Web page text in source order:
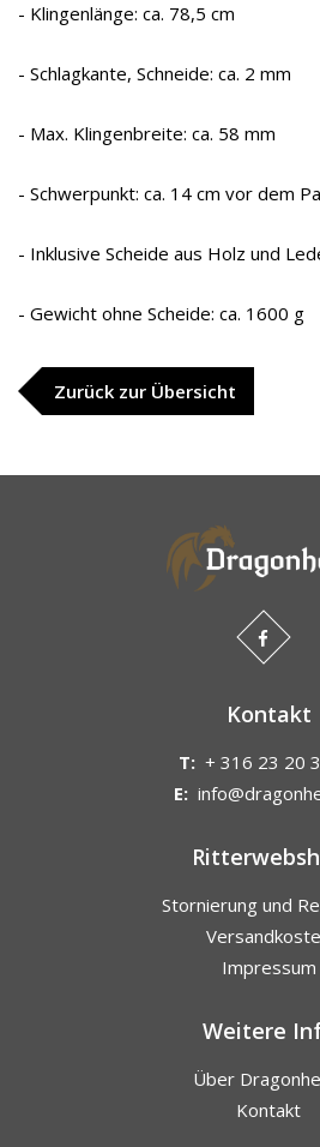
- Klingenlänge: ca. 78,5 cm
- Schlagkante, Schneide: ca. 2 mm
- Max. Klingenbreite: ca. 58 mm
- Schwerpunkt: ca. 14 cm vor dem
- Inklusive Scheide aus Holz und
- Gewicht ohne Scheide: ca. 1600 g
Zurück zur Übersicht
Kontakt
T: + 316 23 20
E:
Stornierung und
Impressum
Weitere
Über
Kontakt